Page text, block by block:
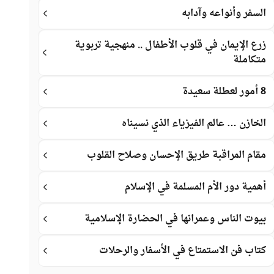
السفر وأنواعه وآدابه
زرع الإيمان في قلوب الأطفال .. منهجية تربوية
متكاملة
8 أمور لعطلة سعيدة
الخازن … عالم الفيزياء الذي نسيناه
مقام المراقبة طريق الإحسان وصلاح القلوب
أهمية دور الأم المسلمة في الإسلام
بيوت الناس وعمرانها في الحضارة الإسلامية
كتاب فن الاستمتاع في الأسفار والرحلات